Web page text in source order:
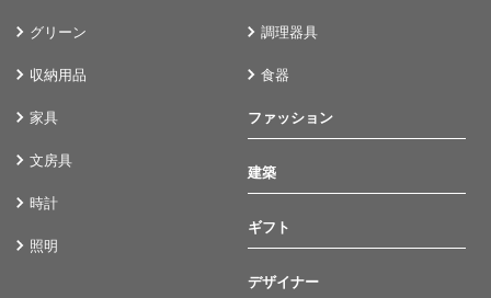
グリーン
収納用品
家具
文房具
時計
照明
調理器具
食器
ファッション
建築
ギフト
デザイナー